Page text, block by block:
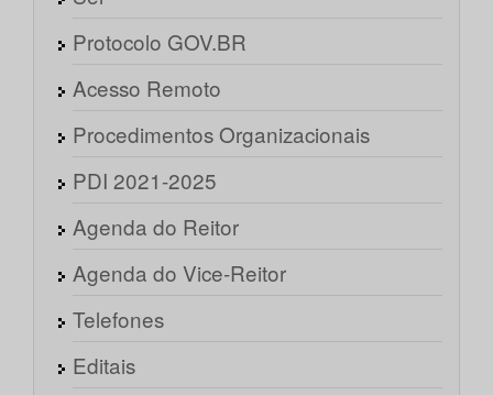
Protocolo GOV.BR
Acesso Remoto
Procedimentos Organizacionais
PDI 2021-2025
Agenda do Reitor
Agenda do Vice-Reitor
Telefones
Editais